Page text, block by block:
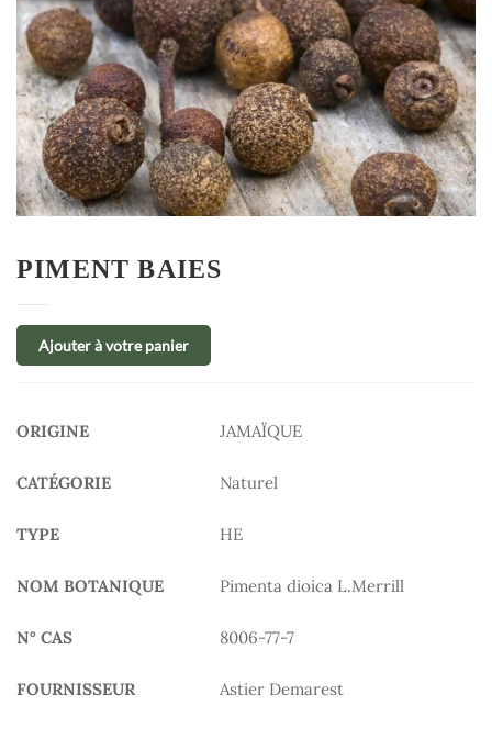
PIMENT BAIES
Ajouter à votre panier
ORIGINE JAMAÏQUE
CATÉGORIE Naturel
TYPE HE
NOM BOTANIQUE Pimenta dioica L.Merrill
N° CAS 8006-77-7
FOURNISSEUR Astier Demarest